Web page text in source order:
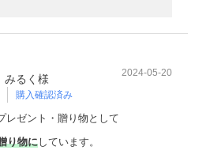
みるく様
購入確認済み
2024-05-20
レゼント・贈り物として
り物にしています。